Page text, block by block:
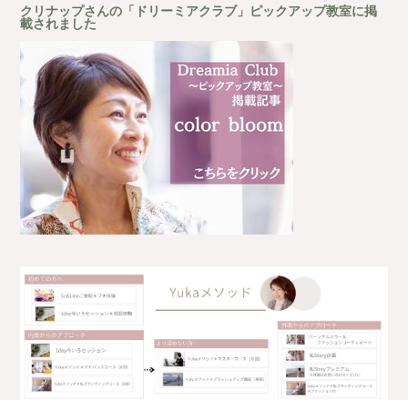
クリナップさんの「ドリーミアクラブ」ピックアップ教室に掲
載されました